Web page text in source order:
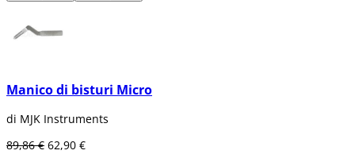
Manico di bisturi Micro
di MJK Instruments
89,86 € 62,90 €